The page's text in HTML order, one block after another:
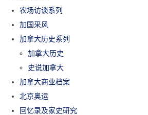
农场访谈系列
加国采风
加拿大历史系列
加拿大历史
史说加拿大
加拿大商业档案
北京奥运
回忆录及家史研究